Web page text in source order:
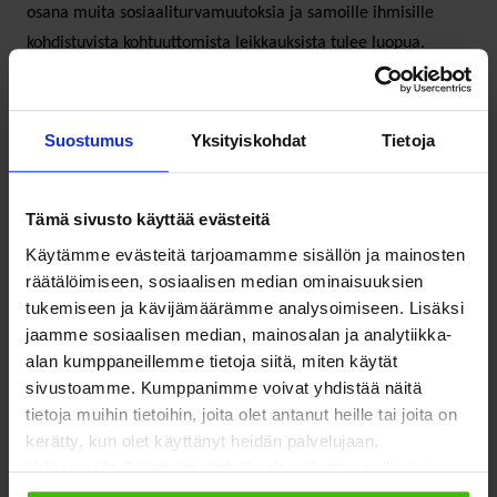
Suostumus Yksityiskohdat Tietoja
Tämä sivusto käyttää evästeitä
Käytämme evästeitä tarjoamamme sisällön ja mainosten
räätälöimiseen, sosiaalisen median ominaisuuksien
tukemiseen ja kävijämäärämme analysoimiseen. Lisäksi
jaamme sosiaalisen median, mainosalan ja analytiikka-
alan kumppaneillemme tietoja siitä, miten käytät
sivustoamme. Kumppanimme voivat yhdistää näitä
tietoja muihin tietoihin, joita olet antanut heille tai joita on
kerätty, kun olet käyttänyt heidän palvelujaan.
Valitsemalla "Yksityiskohdat" voit vaikuttaa sallimiisi
osana muita sosiaaliturvamuutoksia ja samoille ihmisille
kohdistuvista kohtuuttomista leikkauksista tulee luopua.
Lue lisää
Anna Järvinen
erityisasiantuntija
anna.jarvinen@soste.fi